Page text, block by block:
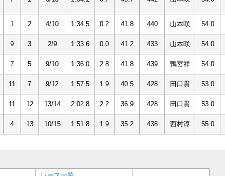
1 2 4/10 1:34.5 0.2 41.8 440 山本咲 54.0
9 3 2/9 1:33.6 0.0 41.2 433 山本咲 54.0
7 5 9/10 1:36.0 2.8 41.8 439 鴨宮祥 54.0
11 7 9/12 1:57.5 1.9 40.5 428 田口貫 53.0
11 12 13/14 2:02.8 2.2 36.9 428 田口貫 53.0
4 13 10/15 1:51.8 1.9 35.2 438 西村淳 55.0